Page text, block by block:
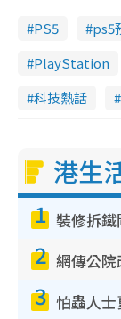
PS5 ps5
PlayStation
科技熱話
港生
1
2
3